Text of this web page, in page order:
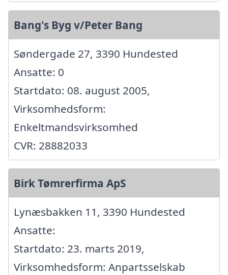
Bang's Byg v/Peter Bang
Søndergade 27, 3390 Hundested
Ansatte: 0
Startdato: 08. august 2005,
Virksomhedsform:
Enkeltmandsvirksomhed
CVR: 28882033
Birk Tømrerfirma ApS
Lynæsbakken 11, 3390 Hundested
Ansatte:
Startdato: 23. marts 2019,
Virksomhedsform: Anpartsselskab